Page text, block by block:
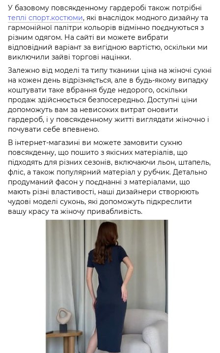
У базовому повсякденному гардеробі також потрібні
теплі спорт.костюми, які внаслідок модного дизайну та
гармонійної палітри кольорів відмінно поєднуються з
різним одягом. На сайті ви можете вибрати
відповідний варіант за вигідною вартістю, оскільки ми
виключили зайві торгові націнки.
Залежно від моделі та типу тканини ціна на жіночі сукні
на кожен день відрізняється, але в будь-якому випадку
коштувати таке вбрання буде недорого, оскільки
продаж здійснюється безпосередньо. Доступні ціни
допоможуть вам за невисоких витрат оновити
гардероб, і у повсякденному житті виглядати жіночно і
почувати себе впевнено.
В інтернет-магазині ви можете замовити сукню
повсякденну, що пошито з якісних матеріалів, що
підходять для різних сезонів, включаючи льон, штапель,
фліс, а також популярний матеріал у рубчик. Детально
продуманий фасон у поєднанні з матеріалами, що
мають різні властивості, наші дизайнери створюють
чудові моделі суконь, які допоможуть підкреслити
вашу красу та жіночу привабливість.